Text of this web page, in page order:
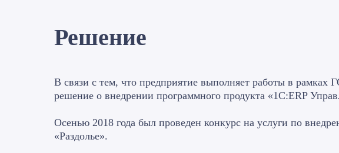
Решение
В связи с тем, что предприятие выполняет работы в рамках
решение о внедрении программного продукта «1С:ERP
Осенью 2018 года был проведен конкурс на услуги по
«Раздолье».